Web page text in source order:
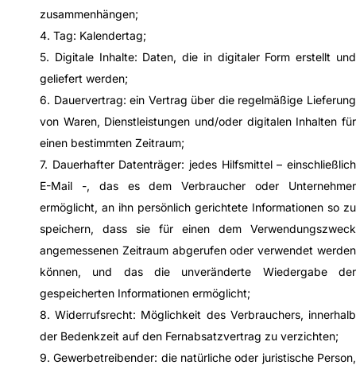
zusammenhängen;
4. Tag: Kalendertag;
5. Digitale Inhalte: Daten, die in digitaler Form erstellt und
geliefert werden;
6. Dauervertrag: ein Vertrag über die regelmäßige Lieferung
von Waren, Dienstleistungen und/oder digitalen Inhalten für
einen bestimmten Zeitraum;
7. Dauerhafter Datenträger: jedes Hilfsmittel – einschließlich
E-Mail -, das es dem Verbraucher oder Unternehmer
ermöglicht, an ihn persönlich gerichtete Informationen so zu
speichern, dass sie für einen dem Verwendungszweck
angemessenen Zeitraum abgerufen oder verwendet werden
können, und das die unveränderte Wiedergabe der
gespeicherten Informationen ermöglicht;
8. Widerrufsrecht: Möglichkeit des Verbrauchers, innerhalb
der Bedenkzeit auf den Fernabsatzvertrag zu verzichten;
9. Gewerbetreibender: die natürliche oder juristische Person,